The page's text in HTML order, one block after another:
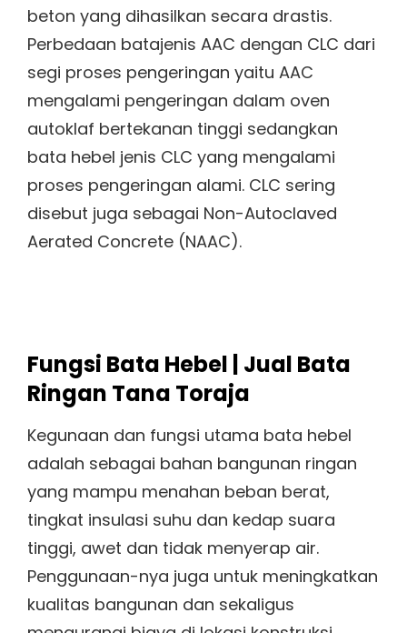
beton yang dihasilkan secara drastis.
Perbedaan batajenis AAC dengan CLC dari
segi proses pengeringan yaitu AAC
mengalami pengeringan dalam oven
autoklaf bertekanan tinggi sedangkan
bata hebel jenis CLC yang mengalami
proses pengeringan alami. CLC sering
disebut juga sebagai Non-Autoclaved
Aerated Concrete (NAAC).
Fungsi Bata Hebel | Jual Bata
Ringan Tana Toraja
Kegunaan dan fungsi utama bata hebel
adalah sebagai bahan bangunan ringan
yang mampu menahan beban berat,
tingkat insulasi suhu dan kedap suara
tinggi, awet dan tidak menyerap air.
Penggunaan-nya juga untuk meningkatkan
kualitas bangunan dan sekaligus